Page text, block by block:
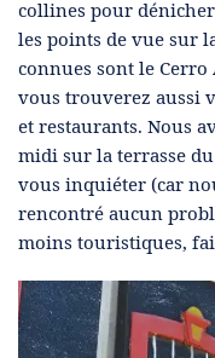
collines pour
les points de vue sur
connues sont le Cerro
vous trouverez aussi
et restaurants. Nous
midi sur la terrasse
vous inquiéter (car
rencontré aucun
moins touristiques,